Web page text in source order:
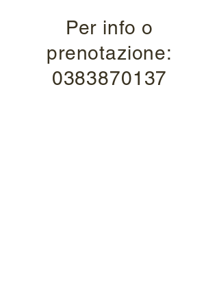
Per info o
prenotazione:
0383870137